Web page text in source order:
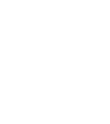
Tinexta
Società
P.IVA